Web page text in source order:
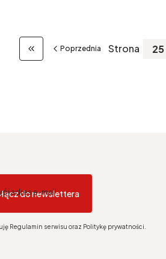
Wróć do pierwszej strony z produktami
Poprzednia Strona
adres e-mail
do newslettera
Regulamin serwisu oraz Politykę prywatności.